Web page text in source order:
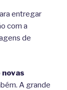
entregar
com a
de
novas
A grande